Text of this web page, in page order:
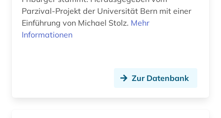
Parzival-Projekt der Universität Bern mit einer
Einführung von Michael Stolz. Mehr
Informationen
Zur Datenbank